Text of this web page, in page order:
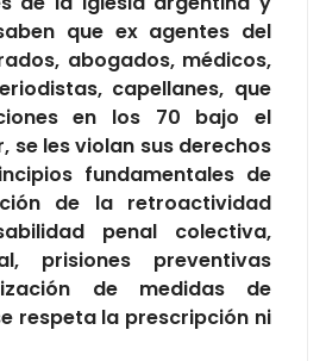
que ex agentes del
abogados, médicos,
capellanes, que
en los 70 bajo el
se les violan sus derechos
fundamentales de
de la retroactividad
penal colectiva,
prisiones preventivas
de medidas de
respeta la prescripción ni